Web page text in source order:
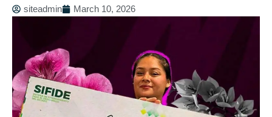
siteadmin March 10, 2026